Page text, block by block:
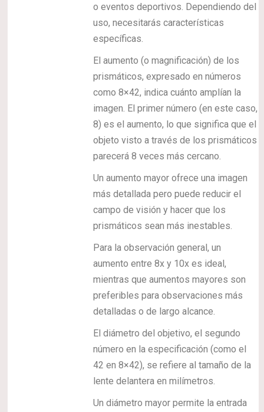
o eventos deportivos. Dependiendo del
uso, necesitarás características
específicas.
El aumento (o magnificación) de los
prismáticos, expresado en números
como 8×42, indica cuánto amplían la
imagen. El primer número (en este caso,
8) es el aumento, lo que significa que el
objeto visto a través de los prismáticos
parecerá 8 veces más cercano.
Un aumento mayor ofrece una imagen
más detallada pero puede reducir el
campo de visión y hacer que los
prismáticos sean más inestables.
Para la observación general, un
aumento entre 8x y 10x es ideal,
mientras que aumentos mayores son
preferibles para observaciones más
detalladas o de largo alcance.
El diámetro del objetivo, el segundo
número en la especificación (como el
42 en 8×42), se refiere al tamaño de la
lente delantera en milímetros.
Un diámetro mayor permite la entrada